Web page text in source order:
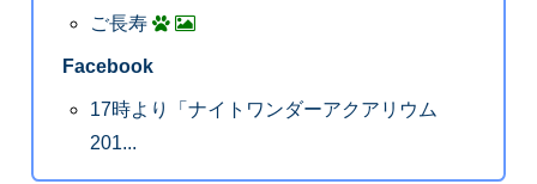
ご長寿
Facebook
17時より「ナイトワンダーアクアリウム
201...